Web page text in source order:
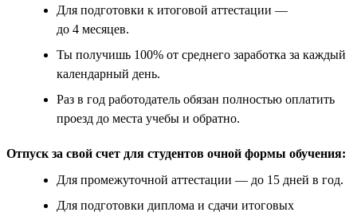
Для подготовки к итоговой аттестации —
до 4 месяцев.
Ты получишь 100% от среднего заработка за каждый
календарный день.
Раз в год работодатель обязан полностью оплатить
проезд до места учебы и обратно.
Отпуск за свой счет для студентов очной формы обучения:
Для промежуточной аттестации — до 15 дней в год.
Для подготовки диплома и сдачи итоговых